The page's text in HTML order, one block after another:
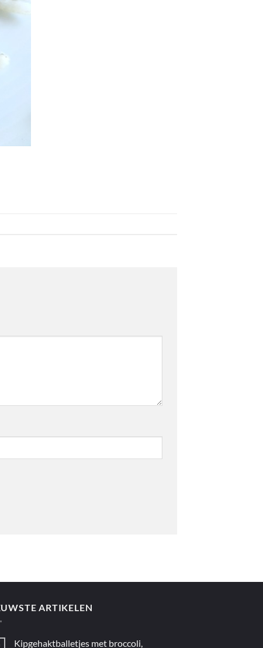
ARTIKELEN
Kipgehaktballetjes met broccoli,